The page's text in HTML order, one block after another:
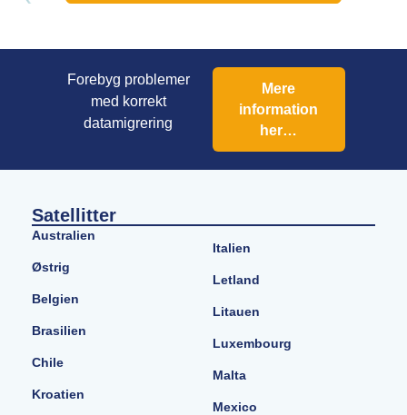
Forebyg problemer
med korrekt
datamigrering
Mere
information
her…
Satellitter
Australien
Østrig
Belgien
Brasilien
Chile
Kroatien
Italien
Letland
Litauen
Luxembourg
Malta
Mexico